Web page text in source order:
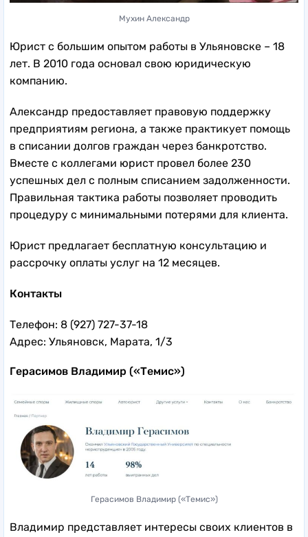
Мухин Александр
Юрист с большим опытом работы в Ульяновске – 18
лет. В 2010 года основал свою юридическую
компанию.
Александр предоставляет правовую поддержку
предприятиям региона, а также практикует помощь
в списании долгов граждан через банкротство.
Вместе с коллегами юрист провел более 230
успешных дел с полным списанием задолженности.
Правильная тактика работы позволяет проводить
процедуру с минимальными потерями для клиента.
Юрист предлагает бесплатную консультацию и
рассрочку оплаты услуг на 12 месяцев.
Контакты
Телефон: 8 (927) 727-37-18
Адрес: Ульяновск, Марата, 1/3
Герасимов Владимир («Темис»)
Герасимов Владимир («Темис»)
Владимир представляет интересы своих клиентов в